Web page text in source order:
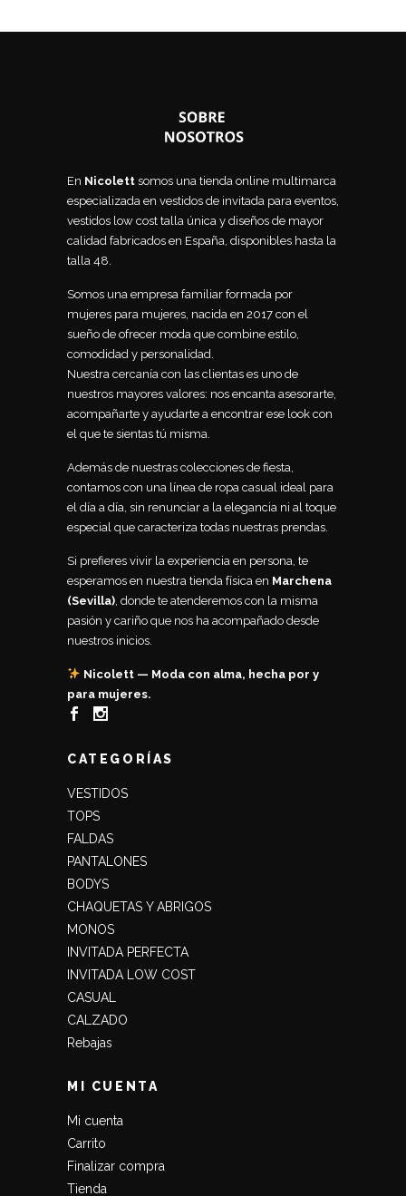
En Nicolett somos una tienda online multimarca
especializada en vestidos de invitada para eventos,
vestidos low cost talla única y diseños de mayor
calidad fabricados en España, disponibles hasta la
talla 48.
Somos una empresa familiar formada por
mujeres para mujeres, nacida en 2017 con el
sueño de ofrecer moda que combine estilo,
comodidad y personalidad.
Nuestra cercanía con las clientas es uno de
nuestros mayores valores: nos encanta asesorarte,
acompañarte y ayudarte a encontrar ese look con
el que te sientas tú misma.
Además de nuestras colecciones de fiesta,
contamos con una línea de ropa casual ideal para
el día a día, sin renunciar a la elegancia ni al toque
especial que caracteriza todas nuestras prendas.
Si prefieres vivir la experiencia en persona, te
esperamos en nuestra tienda física en Marchena
(Sevilla), donde te atenderemos con la misma
pasión y cariño que nos ha acompañado desde
nuestros inicios.
Nicolett — Moda con alma, hecha por y
para mujeres.
CATEGORÍAS
VESTIDOS
TOPS
FALDAS
PANTALONES
BODYS
CHAQUETAS Y ABRIGOS
MONOS
INVITADA PERFECTA
INVITADA LOW COST
CASUAL
CALZADO
Rebajas
MI CUENTA
Mi cuenta
Carrito
Finalizar compra
Tienda